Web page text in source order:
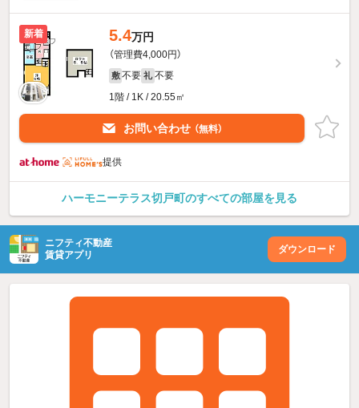
新着 5.4万円
（管理費4,000円）
敷 不要 礼 不要
1階 / 1K / 20.55㎡
お問い合わせ （無料）
提供
ハーモニーテラス切戸町のすべての部屋を見る
ニフティ不動産
賃貸アプリ
ダウンロード